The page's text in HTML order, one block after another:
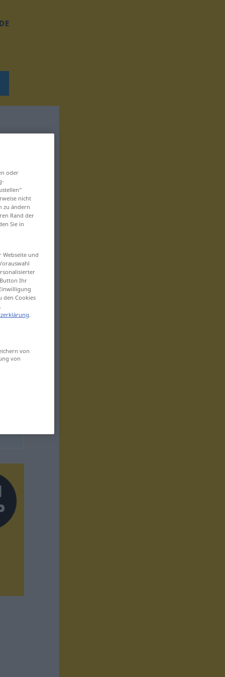
oder
nicht
zu ändern
Rand der
Sie in
und
Ihr
den Cookies
.
von
von